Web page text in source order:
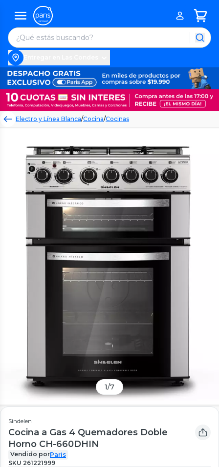
Electro y Línea Blanca/Cocina/Cocinas
1/7
Sindelen
Cocina a Gas 4 Quemadores Doble
Horno CH-660DHIN
Vendido porParis
SKU 261221999